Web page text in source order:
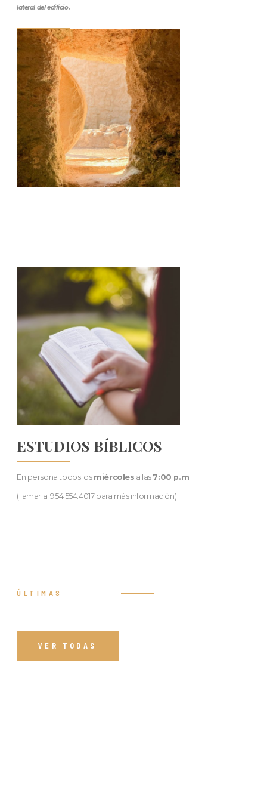
lateral del edificio.
ESTUDIOS BÍBLICOS
En persona todos los miércoles a las 7:00 p.m.
(llamar al 954.554.4017 para más información)
ÚLTIMAS
VER TODAS